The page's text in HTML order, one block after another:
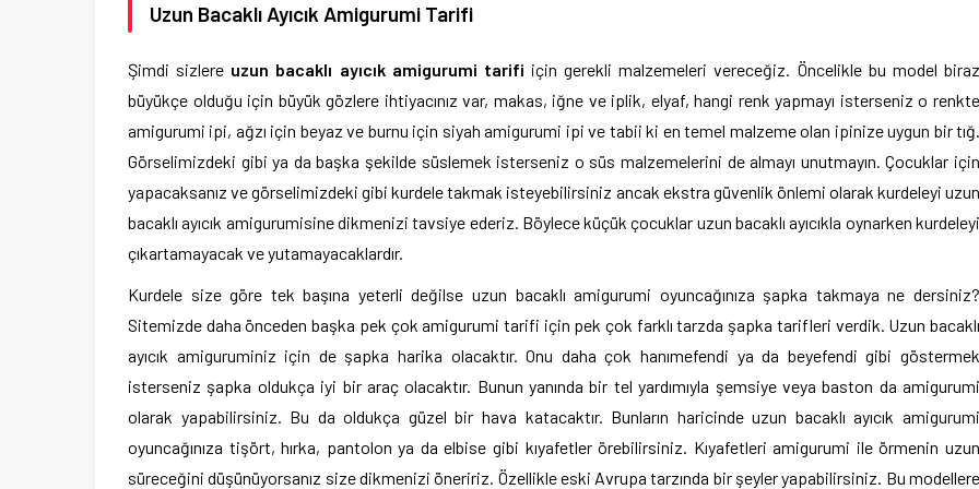
Uzun Bacaklı Ayıcık Amigurumi Tarifi
Şimdi sizlere uzun bacaklı ayıcık amigurumi tarifi için gerekli malzemeleri vereceğiz. Öncelikle bu model biraz
büyükçe olduğu için büyük gözlere ihtiyacınız var, makas, iğne ve iplik, elyaf, hangi renk yapmayı isterseniz o renkte
amigurumi ipi, ağzı için beyaz ve burnu için siyah amigurumi ipi ve tabii ki en temel malzeme olan ipinize uygun bir tığ.
Görselimizdeki gibi ya da başka şekilde süslemek isterseniz o süs malzemelerini de almayı unutmayın. Çocuklar için
yapacaksanız ve görselimizdeki gibi kurdele takmak isteyebilirsiniz ancak ekstra güvenlik önlemi olarak kurdeleyi uzun
bacaklı ayıcık amigurumisine dikmenizi tavsiye ederiz. Böylece küçük çocuklar uzun bacaklı ayıcıkla oynarken kurdeleyi
çıkartamayacak ve yutamayacaklardır.
Kurdele size göre tek başına yeterli değilse uzun bacaklı amigurumi oyuncağınıza şapka takmaya ne dersiniz?
Sitemizde daha önceden başka pek çok amigurumi tarifi için pek çok farklı tarzda şapka tarifleri verdik. Uzun bacaklı
ayıcık amiguruminiz için de şapka harika olacaktır. Onu daha çok hanımefendi ya da beyefendi gibi göstermek
isterseniz şapka oldukça iyi bir araç olacaktır. Bunun yanında bir tel yardımıyla şemsiye veya baston da amigurumi
olarak yapabilirsiniz. Bu da oldukça güzel bir hava katacaktır. Bunların haricinde uzun bacaklı ayıcık amigurumi
oyuncağınıza tişört, hırka, pantolon ya da elbise gibi kıyafetler örebilirsiniz. Kıyafetleri amigurumi ile örmenin uzun
süreceğini düşünüyorsanız size dikmenizi öneririz. Özellikle eski Avrupa tarzında bir şeyler yapabilirsiniz. Bu modellere